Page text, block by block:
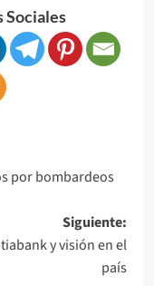
Sociales
por bombardeos
Siguiente:
y visión en el
país